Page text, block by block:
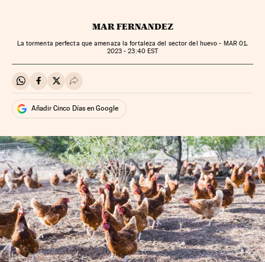
MAR FERNANDEZ
La tormenta perfecta que amenaza la fortaleza del sector del huevo - MAR01,
2023 - 23:40EST
Compartir en Whatsapp
Compartir en Facebook
Compartir en Twitter
Desplegar Redes Sociales
Añadir Cinco Días en Google